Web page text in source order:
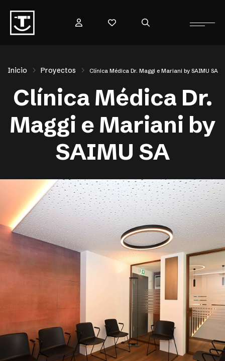
Inicio Proyectos Clínica Médica Dr. Maggi e Mariani by SAIMU SA
Clínica Médica Dr.
Maggi e Mariani by
SAIMU SA